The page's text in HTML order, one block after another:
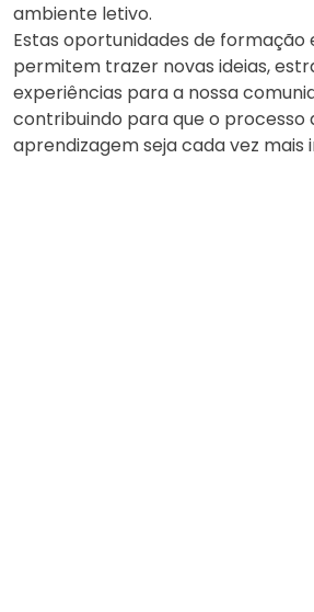
ambiente letivo.
Estas oportunidades de
permitem trazer novas ideias,
experiências para a nossa
contribuindo para que o processo
aprendizagem seja cada vez mais